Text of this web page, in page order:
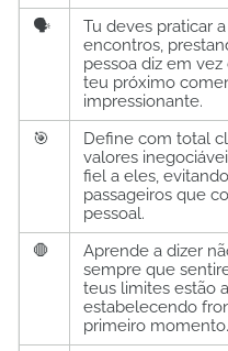
🗣️
Tu deves praticar
encontros,
pessoa diz em
teu próximo
impressionante.
🎯
Define com total
valores
fiel a eles,
passageiros que
pessoal.
🛑
Aprende a dizer
sempre que
teus limites estão
estabelecendo
primeiro momento.